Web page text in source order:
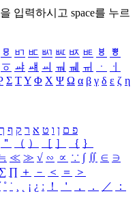
을 입력하시고 space를 누르
ㅱ ㅲ ㅳ ㅴ ㅵ ㅶ ㅷ ㅸ
ㅹ
ㆆ ㆇ ㆈ ㆉ ㆊ ㆋ ㆌ ㆍ
ㆎ
Σ ΤΥ Φ Χ Ψ Ω α β γ δ ε ζ η
פ ם ן ו ט א ר ק ף ך
＂ （ ） ［ ］ ｛ ｝
≪ ≫ √ ∽ ∝ ∵ ∫ ∬ ∈ ∋
∑ ∏ ＋ － ＜ ＝
＞
˚ ˙ ¸ ¡ ¿ ː ！ ＇ ， ． ／
：